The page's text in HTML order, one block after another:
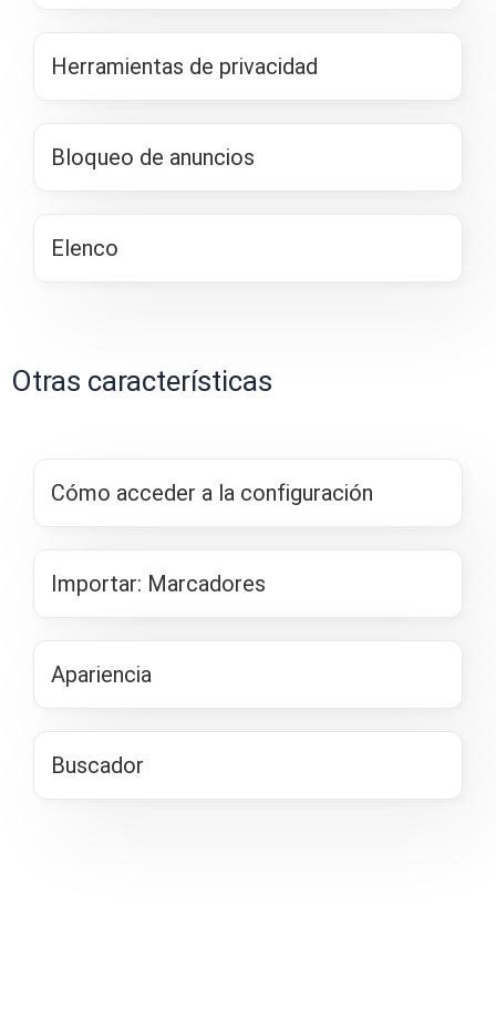
Herramientas de privacidad
Bloqueo de anuncios
Elenco
Otras características
Cómo acceder a la configuración
Importar: Marcadores
Apariencia
Buscador